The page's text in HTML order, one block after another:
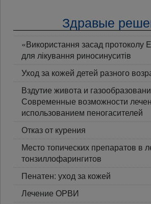
Здравые
«Використання засад протоколу
для лікування риносинуситів
Уход за кожей детей разного
Вздутие живота и
Современные возможности
использованием пеногасителей
Отказ от курения
Место топических препаратов в
тонзиллофарингитов
Пенатен: уход за кожей
Лечение ОРВИ